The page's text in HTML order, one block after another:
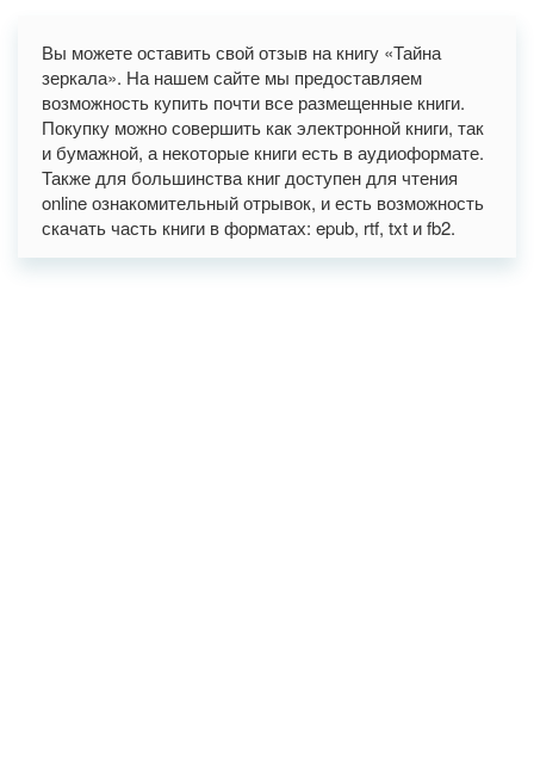
Вы можете оставить свой отзыв на книгу «Тайна
зеркала». На нашем сайте мы предоставляем
возможность купить почти все размещенные книги.
Покупку можно совершить как электронной книги, так
и бумажной, а некоторые книги есть в аудиоформате.
Также для большинства книг доступен для чтения
online ознакомительный отрывок, и есть возможность
скачать часть книги в форматах: epub, rtf, txt и fb2.